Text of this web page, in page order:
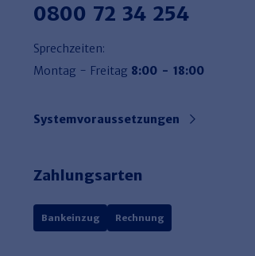
0800 72 34 254
Sprechzeiten:
Montag - Freitag 8:00 - 18:00
Systemvoraussetzungen
Zahlungsarten
Bankeinzug Rechnung